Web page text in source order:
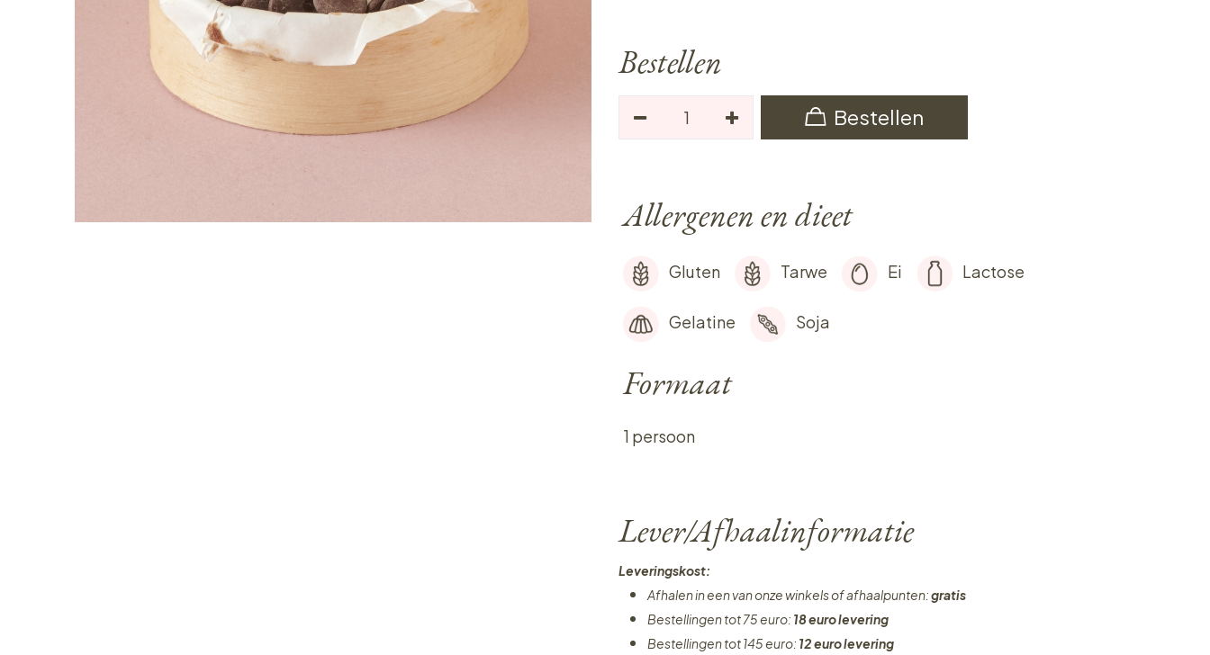
Bestellen
Bestellen
Allergenen en dieet
Gluten Tarwe Ei Lactose
Gelatine Soja
Formaat
1 persoon
Lever/Afhaalinformatie
Leveringskost:
Afhalen in een van onze winkels of afhaalpunten:gratis
Bestellingen tot 75 euro: 18 euro levering
Bestellingen tot 145 euro: 12 euro levering